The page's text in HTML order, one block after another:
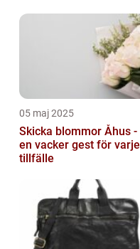
05 maj 2025
Skicka blommor Åhus -
en vacker gest för varje
tillfälle